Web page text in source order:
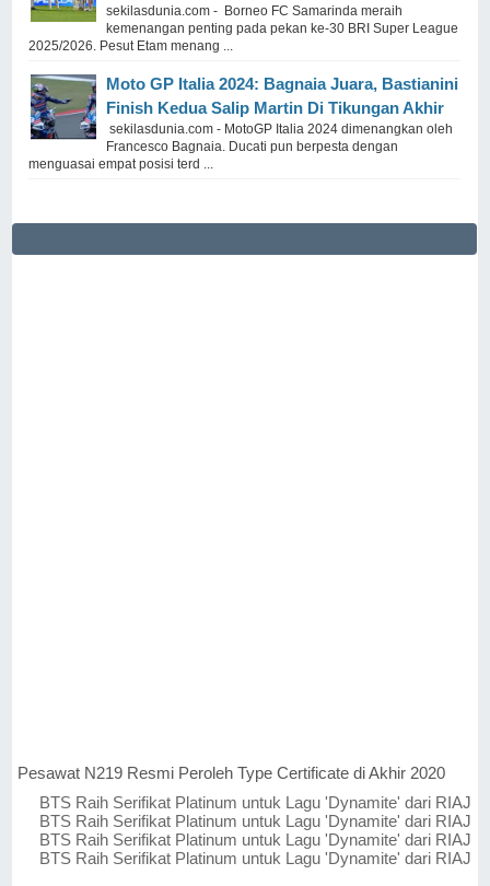
sekilasdunia.com - Borneo FC Samarinda meraih
kemenangan penting pada pekan ke-30 BRI Super League
2025/2026. Pesut Etam menang ...
Moto GP Italia 2024: Bagnaia Juara, Bastianini
Finish Kedua Salip Martin Di Tikungan Akhir
sekilasdunia.com - MotoGP Italia 2024 dimenangkan oleh
Francesco Bagnaia. Ducati pun berpesta dengan
menguasai empat posisi terd ...
Pesawat N219 Resmi Peroleh Type Certificate di Akhir 2020
BTS Raih Serifikat Platinum untuk Lagu 'Dynamite' dari RIAJ
BTS Raih Serifikat Platinum untuk Lagu 'Dynamite' dari RIAJ
BTS Raih Serifikat Platinum untuk Lagu 'Dynamite' dari RIAJ
BTS Raih Serifikat Platinum untuk Lagu 'Dynamite' dari RIAJ